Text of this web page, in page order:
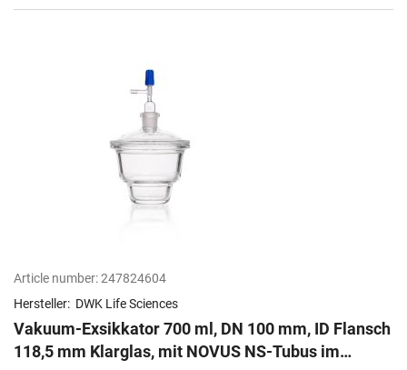
Article number:247824604
Hersteller: DWK Life Sciences
Vakuum-Exsikkator 700 ml, DN 100 mm, ID Flansch
118,5 mm Klarglas, mit NOVUS NS-Tubus im